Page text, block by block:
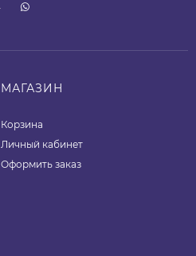
МАГАЗИН
Корзина
Личный кабинет
Оформить заказ